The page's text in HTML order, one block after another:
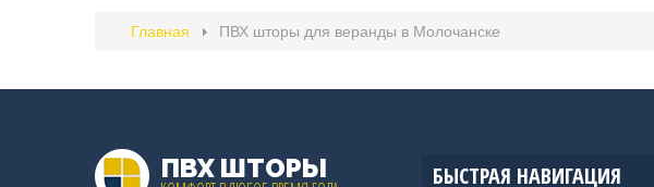
Главная ПВХ шторы для веранды в Молочанске
ПВХ ШТОРЫ БЫСТРАЯ НАВИГАЦИЯ